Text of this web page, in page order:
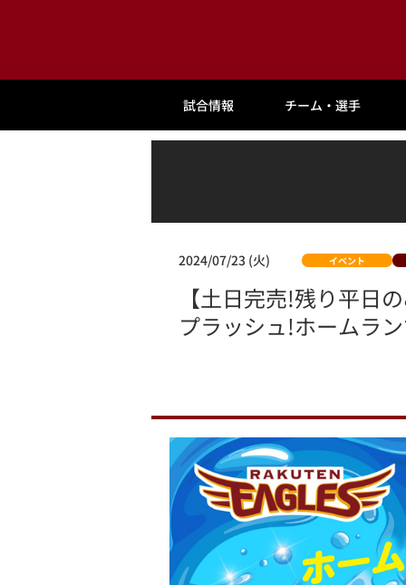
試合情報 チーム・選手
2024/07/23 (火) イベント
【土日完売!残り平日
プラッシュ!ホームラ